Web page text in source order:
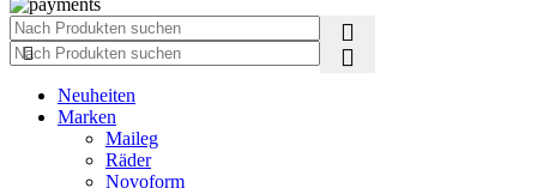
Neuheiten
Marken
Maileg
Räder
Novoform